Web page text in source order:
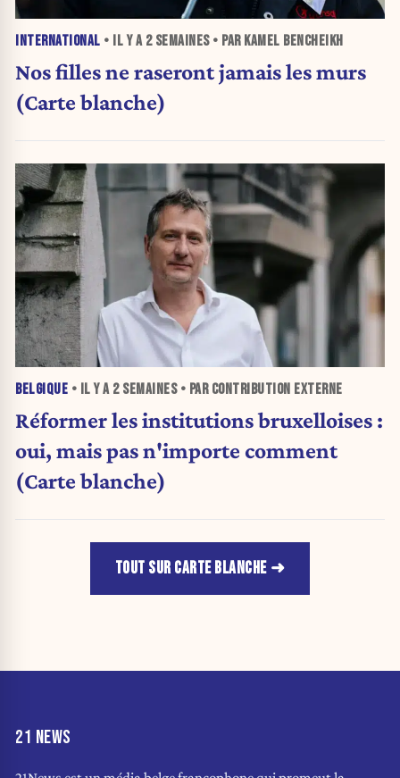
INTERNATIONAL • IL Y A 2 SEMAINES• PAR KAMEL BENCHEIKH
Nos filles ne raseront jamais les murs
(Carte blanche)
BELGIQUE • IL Y A 2 SEMAINES• PAR CONTRIBUTION EXTERNE
Réformer les institutions bruxelloises :
oui, mais pas n'importe comment
(Carte blanche)
TOUT SUR CARTE BLANCHE
21 NEWS